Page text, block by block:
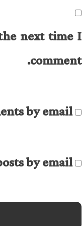
next time I
comment.
by email.
by email.